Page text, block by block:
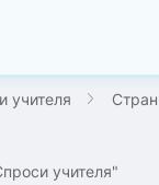
учителя
учителя"